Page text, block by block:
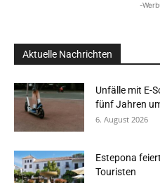
-
Aktuelle Nachrichten
Unfälle mit E-
fünf Jahren
6. August 2026
Estepona
Touristen